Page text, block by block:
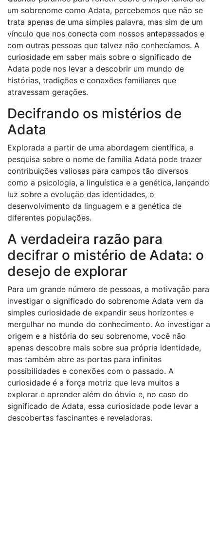
um sobrenome como Adata, percebemos que não se
trata apenas de uma simples palavra, mas sim de um
vínculo que nos conecta com nossos antepassados ​​e
com outras pessoas que talvez não conhecíamos. A
curiosidade em saber mais sobre o significado de
Adata pode nos levar a descobrir um mundo de
histórias, tradições e conexões familiares que
atravessam gerações.
Decifrando os mistérios de
Adata
Explorada a partir de uma abordagem científica, a
pesquisa sobre o nome de família Adata pode trazer
contribuições valiosas para campos tão diversos
como a psicologia, a linguística e a genética, lançando
luz sobre a evolução das identidades, o
desenvolvimento da linguagem e a genética de
diferentes populações.
A verdadeira razão para
decifrar o mistério de Adata: o
desejo de explorar
Para um grande número de pessoas, a motivação para
investigar o significado do sobrenome Adata vem da
simples curiosidade de expandir seus horizontes e
mergulhar no mundo do conhecimento. Ao investigar a
origem e a história do seu sobrenome, você não
apenas descobre mais sobre sua própria identidade,
mas também abre as portas para infinitas
possibilidades e conexões com o passado. A
curiosidade é a força motriz que leva muitos a
explorar e aprender além do óbvio e, no caso do
significado de Adata, essa curiosidade pode levar a
descobertas fascinantes e reveladoras.